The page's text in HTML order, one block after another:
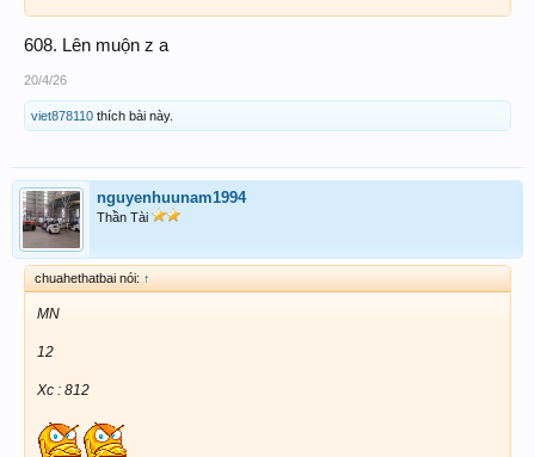
608. Lên muộn z a
20/4/26
viet878110 thích bài này.
nguyenhuunam1994
Thần Tài
chuahethatbai nói: ↑
MN
12
Xc : 812